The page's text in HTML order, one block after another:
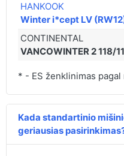
HANKOOK
Winter i*cept LV
CONTINENTAL
VANCOWINTER 2 118/
* - ES ženklinimas
Kada standartinio
geriausias